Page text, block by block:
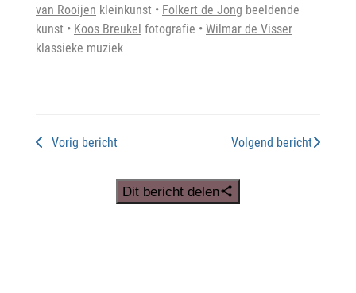
van Rooijen kleinkunst • Folkert de Jong beeldende
kunst • Koos Breukel fotografie •Wilmar de Visser
klassieke muziek
Vorig bericht Volgend bericht
Dit bericht delen